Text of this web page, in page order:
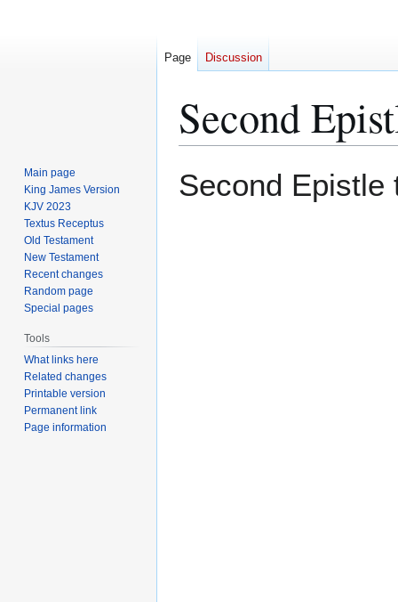
Second
to
to
Second Epistle
Page Discussion
Main page
King James Version
KJV 2023
Textus Receptus
Old Testament
New Testament
Recent changes
Random page
Special pages
Tools
What links here
Related changes
Printable version
Permanent link
Page information